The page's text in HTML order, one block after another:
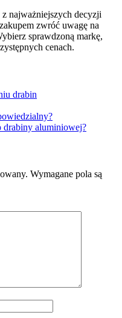
najważniejszych decyzji
zwróć uwagę na
sprawdzoną markę,
cenach.
drabin
drabiny aluminiowej?
Wymagane pola są